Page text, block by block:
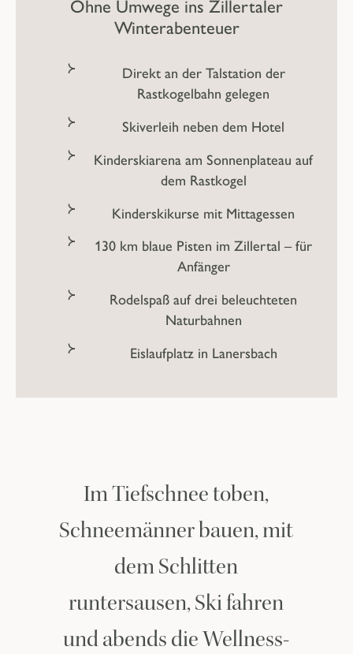
Ohne Umwege ins Zillertaler
Winterabenteuer
Direkt an der Talstation der
Rastkogelbahn gelegen
Skiverleih neben dem Hotel
Kinderskiarena am Sonnenplateau auf
dem Rastkogel
Kinderskikurse mit Mittagessen
130 km blaue Pisten im Zillertal – für
Anfänger
Rodelspaß auf drei beleuchteten
Naturbahnen
Eislaufplatz in Lanersbach
Im Tiefschnee toben,
Schneemänner bauen, mit
dem Schlitten
runtersausen, Ski fahren
und abends die Wellness-